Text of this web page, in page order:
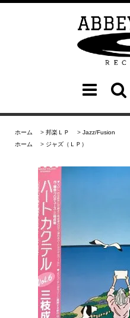
ホーム > 邦楽ＬＰ > Jazz/Fusion
ホーム
> ジャズ（ＬＰ）